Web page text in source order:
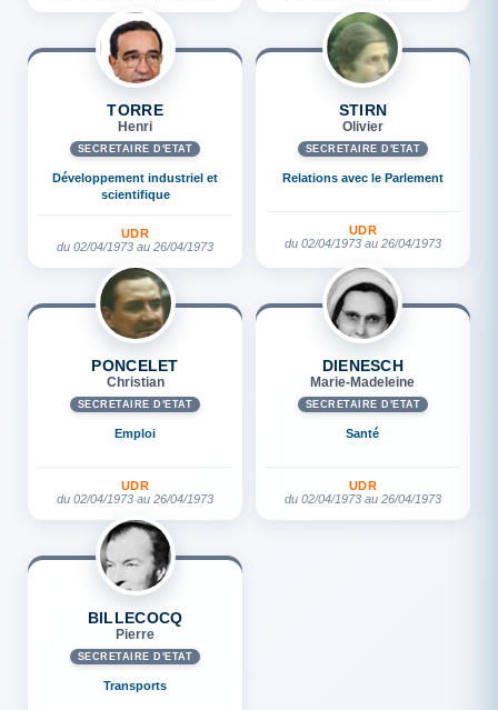
TORRE
Henri
SECRÉTAIRE D'ETAT
Développement industriel et
scientifique
UDR
du 02/04/1973 au 26/04/1973
STIRN
Olivier
SECRÉTAIRE D'ETAT
Relations avec le Parlement
UDR
du 02/04/1973 au 26/04/1973
PONCELET
Christian
SECRÉTAIRE D'ETAT
Emploi
UDR
du 02/04/1973 au 26/04/1973
DIENESCH
Marie-Madeleine
SECRÉTAIRE D'ETAT
Santé
UDR
du 02/04/1973 au 26/04/1973
BILLECOCQ
Pierre
SECRÉTAIRE D'ETAT
Transports